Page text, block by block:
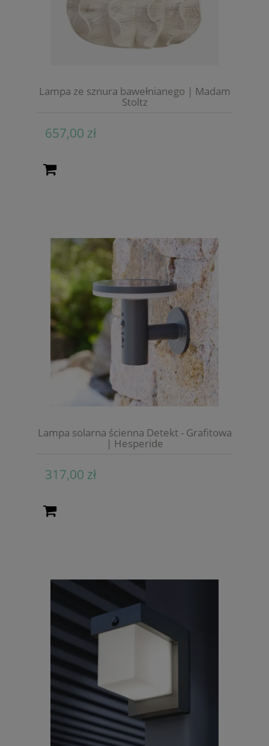
Lampa ze sznura bawełnianego | Madam
Stoltz
657,00 zł
Lampa solarna ścienna Detekt - Grafitowa
| Hesperide
317,00 zł